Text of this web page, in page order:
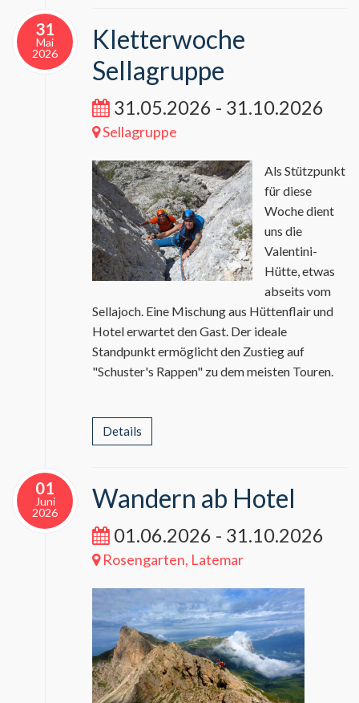
31
Mai
2026
Kletterwoche
Sellagruppe
31.05.2026 - 31.10.2026
Sellagruppe
Als Stützpunkt
für diese
Woche dient
uns die
Valentini-
Hütte, etwas
abseits vom
Sellajoch. Eine Mischung aus Hüttenflair und
Hotel erwartet den Gast. Der ideale
Standpunkt ermöglicht den Zustieg auf
"Schuster's Rappen" zu dem meisten Touren.
Details
01
Juni
2026
Wandern ab Hotel
01.06.2026 - 31.10.2026
Rosengarten, Latemar